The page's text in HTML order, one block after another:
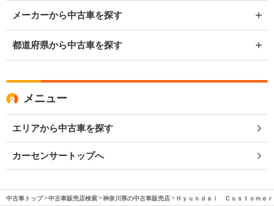
メーカーから中古車を探す
都道府県から中古車を探す
メニュー
エリアから中古車を探す
カーセンサートップへ
中古車トップ 中古車販売店検索 神奈川県の中古車販売店 Ｈｙｕｎｄａｉ Ｃｕｓｔｏｍ